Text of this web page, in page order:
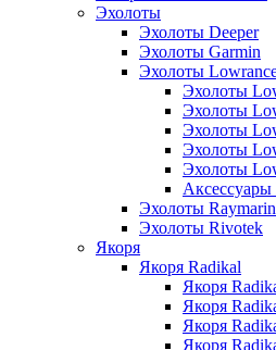
Эхолоты
Эхолоты Deeper
Эхолоты Garmin
Эхолоты
Эхолоты
Эхолоты
Эхолоты
Эхолоты
Эхолоты
Эхолоты
Эхолоты Rivotek
Якоря
Якоря Radikal
Якоря
Якоря
Якоря
Якоря